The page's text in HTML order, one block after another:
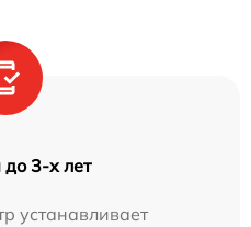
до 3-х лет
устанавливает